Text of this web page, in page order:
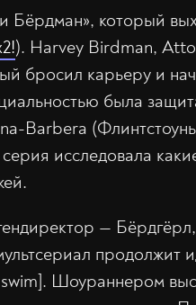
Бёрдман», который
). Harvey Birdman,
бросил карьеру и
была
Barbera
исследовала
—
продолжит
Шоураннером